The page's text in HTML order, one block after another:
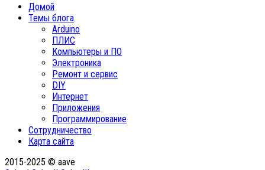
Домой
Темы блога
Arduino
ПЛИС
Компьютеры и ПО
Электроника
Ремонт и сервис
DIY
Интернет
Приложения
Программирование
Сотрудничество
Карта сайта
2015-2025 © aave